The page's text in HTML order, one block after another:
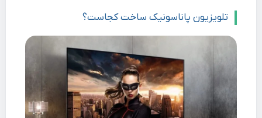
تلویزیون پاناسونیک ساخت کجاست؟